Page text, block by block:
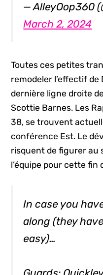
— AlleyOop360
March 2, 2024
Toutes ces petites
remodeler l’effectif de
dernière ligne droite
Scottie Barnes. Les
38, se trouvent
conférence Est. Le
risquent de figurer au
l’équipe pour cette fin
In case you
along (they
easy)…
Guards: